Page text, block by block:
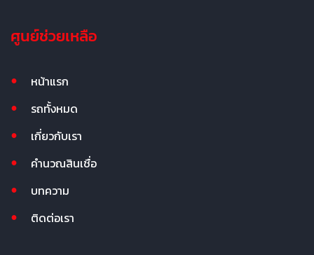
ศูนย์ช่วยเหลือ
หน้าแรก
รถทั้งหมด
เกี่ยวกับเรา
คำนวณสินเชื่อ
บทความ
ติดต่อเรา